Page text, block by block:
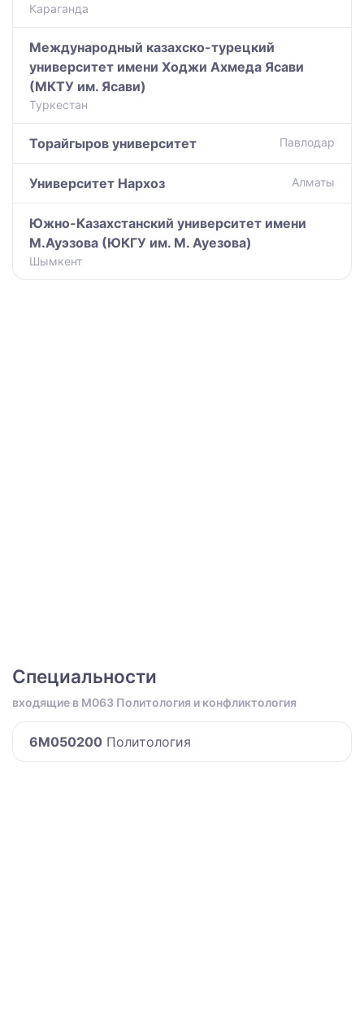
Караганда
Международный казахско-турецкий
университет имени Ходжи Ахмеда Ясави
(МКТУ им. Ясави)
Туркестан
Торайгыров университет Павлодар
Университет Нархоз Алматы
Южно-Казахстанский университет имени
М.Ауэзова (ЮКГУ им. М. Ауезова)
Шымкент
Специальности
входящие в M063 Политология и конфликтология
6M050200 Политология